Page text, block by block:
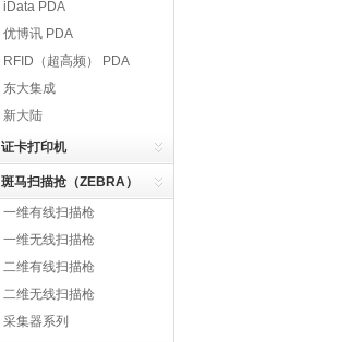
iData PDA
优博讯 PDA
RFID（超高频） PDA
东大集成
新大陆
证卡打印机
斑马扫描抢（ZEBRA）
一维有线扫描枪
一维无线扫描枪
二维有线扫描枪
二维无线扫描枪
采集器系列